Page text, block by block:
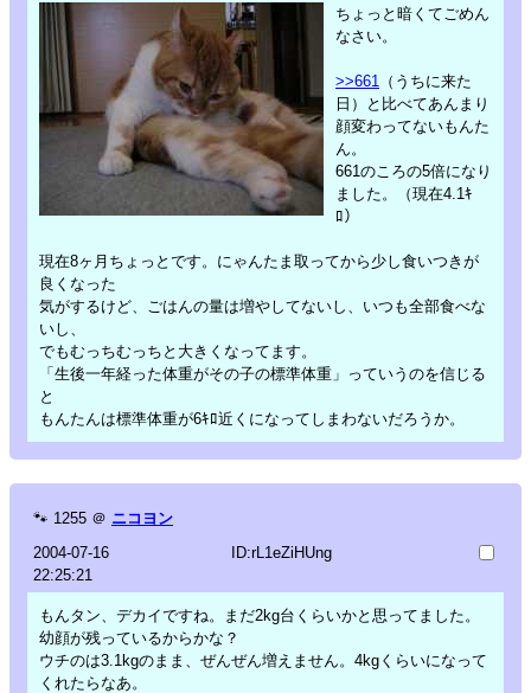
ちょっと暗くてごめん
なさい。
>>661
（うちに来た
日）と比べてあんまり
顔変わってないもんた
ん。
661のころの5倍になり
ました。（現在4.1ｷ
ﾛ）
現在8ヶ月ちょっとです。にゃんたま取ってから少し食いつきが
良くなった
気がするけど、ごはんの量は増やしてないし、いつも全部食べな
いし、
でもむっちむっちと大きくなってます。
「生後一年経った体重がその子の標準体重」っていうのを信じる
と
もんたんは標準体重が6ｷﾛ近くになってしまわないだろうか。
🐾 1255 ＠ ニコヨン
2004-07-16
22:25:21
ID:rL1eZiHUng
もんタン、デカイですね。まだ2kg台くらいかと思ってました。
幼顔が残っているからかな？
ウチのは3.1kgのまま、ぜんぜん増えません。4kgくらいになって
くれたらなあ。